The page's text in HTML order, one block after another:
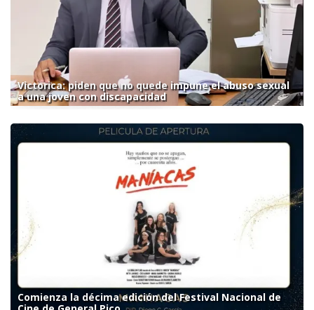
Victorica: piden que no quede impune el abuso sexual
a una joven con discapacidad
Comienza la décima edición del Festival Nacional de